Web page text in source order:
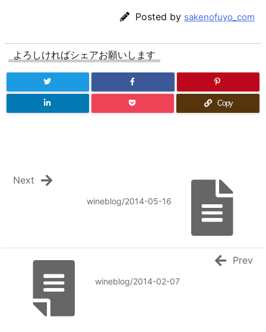
Posted by sakenofuyo_com
よろしければシェアお願いします
Copy
wineblog/2014-05-16
Next
wineblog/2014-02-07
Prev